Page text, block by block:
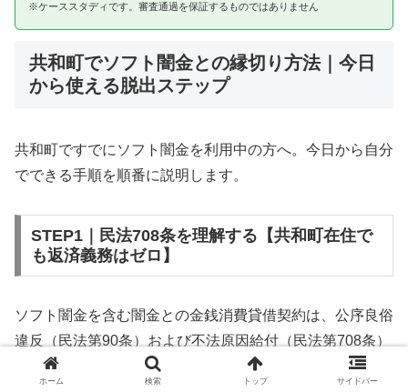
※ケーススタディです。審査通過を保証するものではありません
共和町でソフト闇金との縁切り方法｜今日
から使える脱出ステップ
共和町ですでにソフト闇金を利用中の方へ。今日から自分
でできる手順を順番に説明します。
STEP1｜民法708条を理解する【共和町在住で
も返済義務はゼロ】
ソフト闇金を含む闇金との金銭消費貸借契約は、公序良俗
違反（民法第90条）および不法原因給付（民法第708条）
に該当するため、法的には無効です。共和町在住であって
ホーム 検索 トップ サイドバー